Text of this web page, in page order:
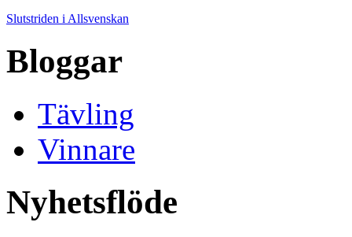
Slutstriden i Allsvenskan
Bloggar
Tävling
Vinnare
Nyhetsflöde